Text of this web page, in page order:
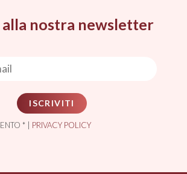
nostra newsletter
ISCRIVITI
* | PRIVACY POLICY